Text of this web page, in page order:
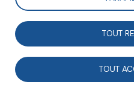
développement » se
frontières.
La Tribune Fonda n°
évolutions du sport
TOUT
TOUT